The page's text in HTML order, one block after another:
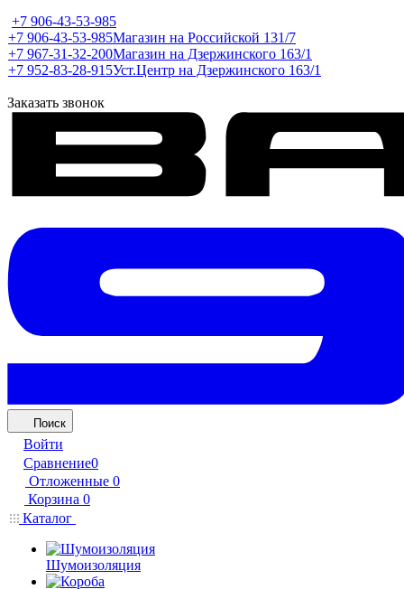
+7 906-43-53-985
+7 906-43-53-985Магазин на Российской 131/7
+7 967-31-32-200Магазин на Дзержинского 163/1
+7 952-83-28-915Уст.Центр на Дзержинского 163/1
Заказать звонок
Поиск
Войти
Сравнение0
Отложенные 0
Корзина 0
Каталог
Шумоизоляция